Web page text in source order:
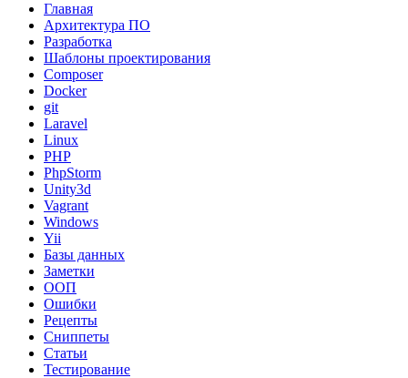
Главная
Архитектура ПО
Разработка
Шаблоны проектирования
Composer
Docker
git
Laravel
Linux
PHP
PhpStorm
Unity3d
Vagrant
Windows
Yii
Базы данных
Заметки
ООП
Ошибки
Рецепты
Сниппеты
Статьи
Тестирование